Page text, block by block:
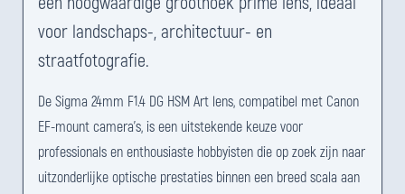
voor landschaps-, architectuur- en
straatfotografie.
De Sigma 24mm F1.4 DG HSM Art lens, compatibel met Canon
EF-mount camera's, is een uitstekende keuze voor
professionals en enthousiaste hobbyisten die op zoek zijn naar
uitzonderlijke optische prestaties binnen een breed scala aan